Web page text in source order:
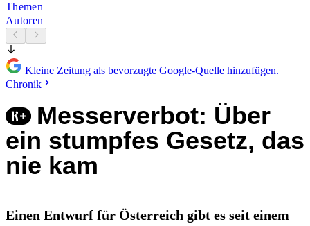
Themen
Autoren
Kleine Zeitung als bevorzugte Google-Quelle hinzufügen.
Chronik
Messerverbot: Über
ein stumpfes Gesetz, das
nie kam
Einen Entwurf für Österreich gibt es seit einem